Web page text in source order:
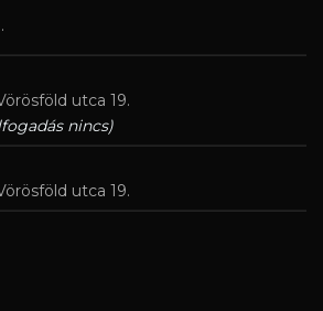
utca 19.
nincs)
utca 19.